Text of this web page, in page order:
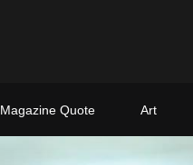
Magazine Quote Art